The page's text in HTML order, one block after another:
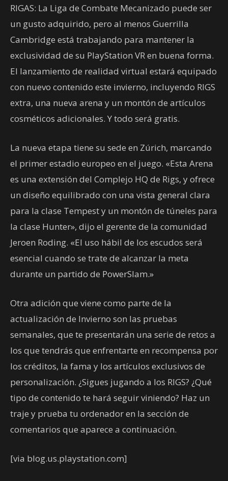
RIGAS: La Liga de Combate Mecanizado puede ser
un gusto adquirido, pero al menos Guerrilla
Cambridge está trabajando para mantener la
exclusividad de su PlayStation VR en buena forma.
El lanzamiento de realidad virtual estará equipado
con nuevo contenido este invierno, incluyendo RIGS
extra, una nueva arena y un montón de artículos
cosméticos adicionales. Y todo será gratis.
La nueva etapa tiene su sede en Zúrich, marcando
el primer estadio europeo en el juego. «Esta Arena
es una extensión del Complejo HQ de Rigs, y ofrece
un diseño equilibrado con una vista general clara
para la clase Tempest y un montón de túneles para
la clase Hunter», dijo el gerente de la comunidad
Jeroen Roding. «El uso hábil de los escudos será
esencial cuando se trate de alcanzar la meta
durante un partido de PowerSlam.»
Otra adición que viene como parte de la
actualización de Invierno son las pruebas
semanales, que te presentarán una serie de retos a
los que tendrás que enfrentarte en recompensa por
los créditos, la fama y los artículos exclusivos de
personalización. ¿Sigues jugando a los RIGS? ¿Qué
tipo de contenido te hará seguir viniendo? Haz un
traje y prueba tu ordenador en la sección de
comentarios que aparece a continuación.
[via blog.us.playstation.com]